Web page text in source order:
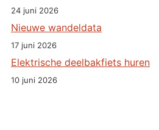
24 juni 2026
Nieuwe wandeldata
17 juni 2026
Elektrische deelbakfiets huren
10 juni 2026